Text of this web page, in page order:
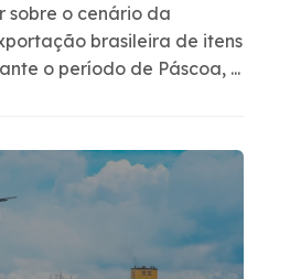
sobre o cenário da
brasileira de itens
o período de Páscoa, ...